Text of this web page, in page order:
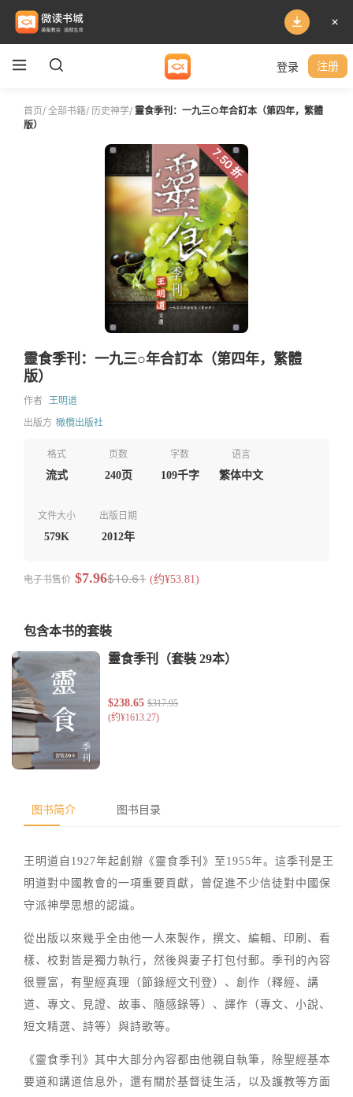
登录 注册
首页/ 全部书籍/ 历史神学/ 靈食季刊：一九三○年合訂本（第四年，繁體
版）
7.50 折
靈食季刊：一九三○年合訂本（第四年，繁體
版）
作者 王明道
出版方 橄欖出版社
格式
流式
页数
240页
字数
109千字
语言
繁体中文
文件大小
579K
出版日期
2012年
电子书售价 $7.96$10.61 (约¥53.81)
包含本书的套裝
图书简介 图书目录
王明道自1927年起創辦《靈食季刊》至1955年。這季刊是王
明道對中國教會的一項重要貢獻，曾促進不少信徒對中國保
守派神學思想的認識。
從出版以來幾乎全由他一人來製作，撰文、編輯、印刷、看
樣、校對皆是獨力執行，然後與妻子打包付郵。季刊的內容
很豐富，有聖經真理（節錄經文刊登）、創作（釋經、講
道、專文、見證、故事、隨感錄等）、譯作（專文、小說、
短文精選、詩等）與詩歌等。
《靈食季刊》其中大部分內容都由他親自執筆，除聖經基本
要道和講道信息外，還有關於基督徒生活，以及護教等方面